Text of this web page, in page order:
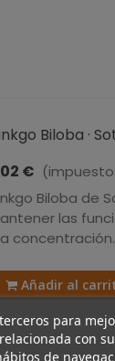
Biloba ·
€
Biloba de
las
Añadir al
para
con
de